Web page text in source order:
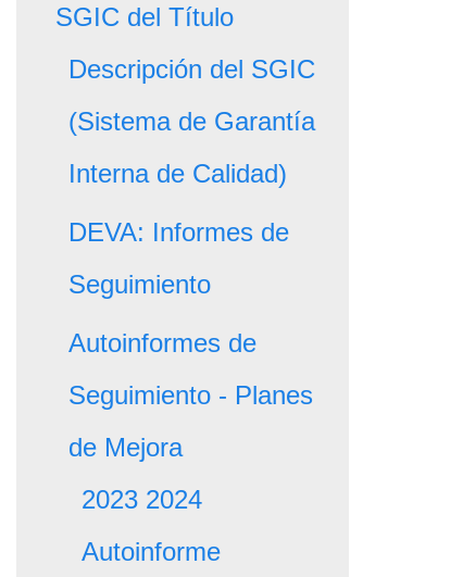
SGIC del Título
Descripción del SGIC
(Sistema de Garantía
Interna de Calidad)
DEVA: Informes de
Seguimiento
Autoinformes de
Seguimiento - Planes
de Mejora
2023 2024
Autoinforme